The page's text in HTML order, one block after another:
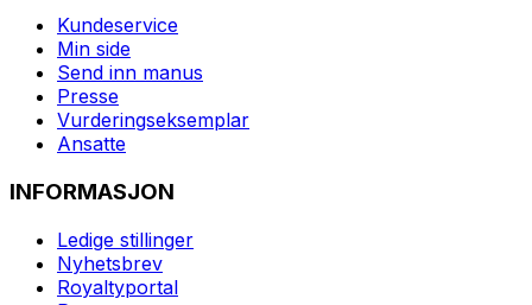
Kundeservice
Min side
Send inn manus
Presse
Vurderingseksemplar
Ansatte
INFORMASJON
Ledige stillinger
Nyhetsbrev
Royaltyportal